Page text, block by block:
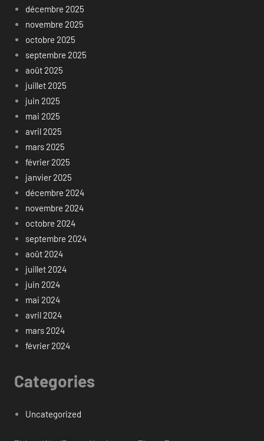
décembre 2025
novembre 2025
octobre 2025
septembre 2025
août 2025
juillet 2025
juin 2025
mai 2025
avril 2025
mars 2025
février 2025
janvier 2025
décembre 2024
novembre 2024
octobre 2024
septembre 2024
août 2024
juillet 2024
juin 2024
mai 2024
avril 2024
mars 2024
février 2024
Categories
Uncategorized